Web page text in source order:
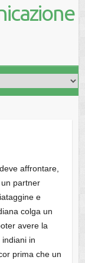
affrontare,
un partner
e
colga un
avere la
in
prima che un